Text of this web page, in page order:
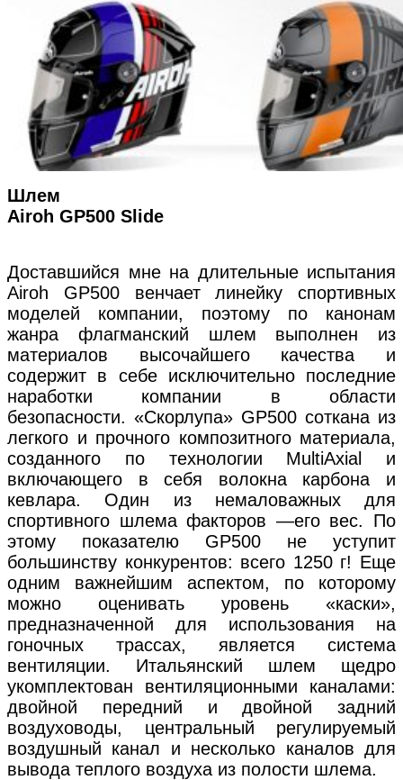
Шлем
Airoh GP500 Slide
Доставшийся мне на длительные испытания
Airoh GP500 венчает линейку спортивных
моделей компании, поэтому по канонам
жанра флагманский шлем выполнен из
материалов высочайшего качества и
содержит в себе исключительно последние
наработки компании в области
безопасности. «Скорлупа» GP500 соткана из
легкого и прочного композитного материала,
созданного по технологии MultiAxial и
включающего в себя волокна карбона и
кевлара. Один из немаловажных для
спортивного шлема факторов —его вес. По
этому показателю GP500 не уступит
большинству конкурентов: всего 1250 г! Еще
одним важнейшим аспектом, по которому
можно оценивать уровень «каски»,
предназначенной для использования на
гоночных трассах, является система
вентиляции. Итальянский шлем щедро
укомплектован вентиляционными каналами:
двойной передний и двойной задний
воздуховоды, центральный регулируемый
воздушный канал и несколько каналов для
вывода теплого воздуха из полости шлема.